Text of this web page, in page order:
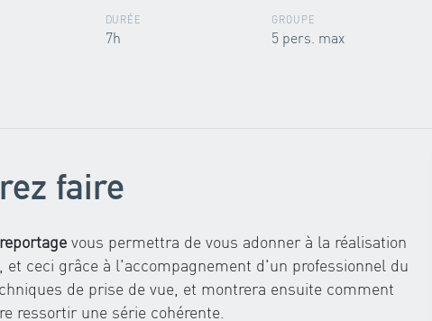
DURÉE
7h
GROUPE
5 pers. max
faire
vous permettra de vous adonner à la réalisation
et ceci grâce à l'accompagnement d'un professionnel du
de prise de vue, et montrera ensuite comment
ressortir une série cohérente.